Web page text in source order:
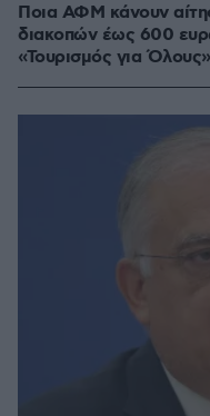
Ποια ΑΦΜ κάνουν
διακοπών έως 600
«Τουρισμός για Όλους»